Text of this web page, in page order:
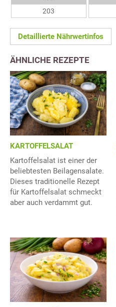
203
Detaillierte Nährwertinfos
ÄHNLICHE REZEPTE
KARTOFFELSALAT
Kartoffelsalat ist einer der
beliebtesten Beilagensalate.
Dieses traditionelle Rezept
für Kartoffelsalat schmeckt
aber auch verdammt gut.